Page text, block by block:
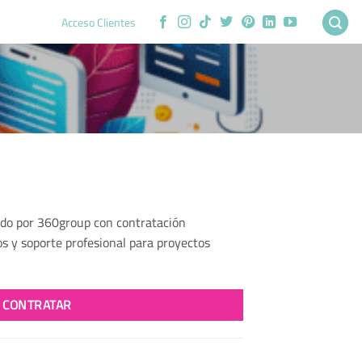
Acceso Clientes
por 360group con contratación
y soporte profesional para proyectos
CONTRATAR